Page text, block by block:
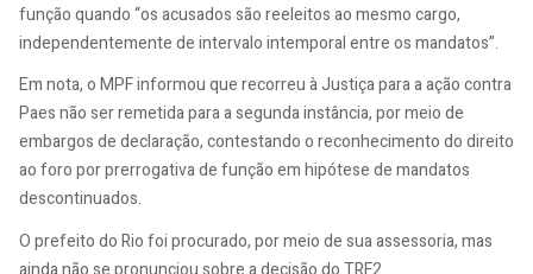
função quando “os acusados são reeleitos ao mesmo cargo,
independentemente de intervalo intemporal entre os mandatos”.
Em nota, o MPF informou que recorreu à Justiça para a ação contra
Paes não ser remetida para a segunda instância, por meio de
embargos de declaração, contestando o reconhecimento do direito
ao foro por prerrogativa de função em hipótese de mandatos
descontinuados.
O prefeito do Rio foi procurado, por meio de sua assessoria, mas